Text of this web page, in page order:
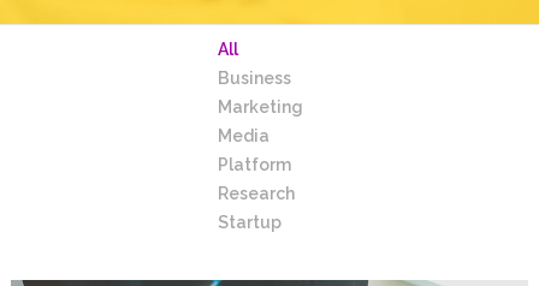
All
Business
Marketing
Media
Platform
Research
Startup